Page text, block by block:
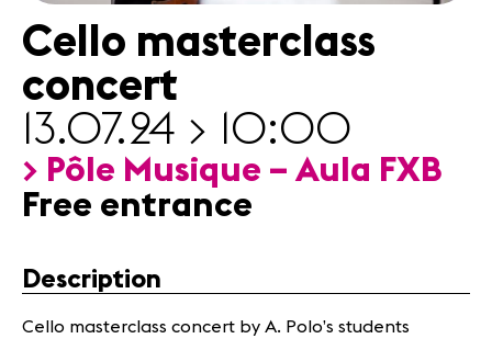
News
Concerts
Volunteers
Media
About us
Contact
Cello masterclass
concert
13.07.24 > 10:00
> Pôle Musique – Aula FXB
Free entrance
Description
Cello masterclass concert by A. Polo’s students